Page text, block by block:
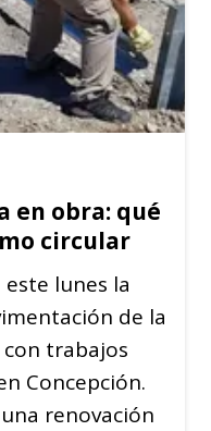
en obra: qué
circular
lunes la
de la
con trabajos
Concepción.
renovación